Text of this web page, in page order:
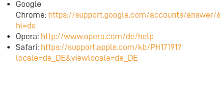
Google
Chrome: https://support.google.com/accounts/answer/
hl=de
Opera: http://www.opera.com/de/help
Safari: https://support.apple.com/kb/PH17191?
locale=de_DE&viewlocale=de_DE